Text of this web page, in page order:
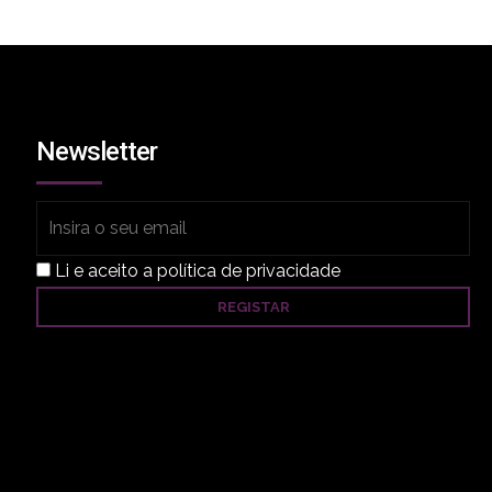
Newsletter
Li e aceito a política de privacidade